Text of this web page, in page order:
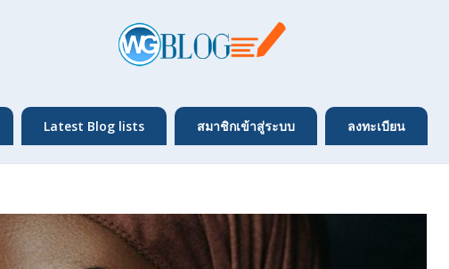
Latest Blog lists สมาชิกเข้าสู่ระบบ ลงทะเบียน